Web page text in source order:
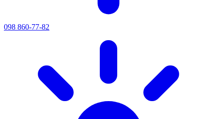
098 860-77-82